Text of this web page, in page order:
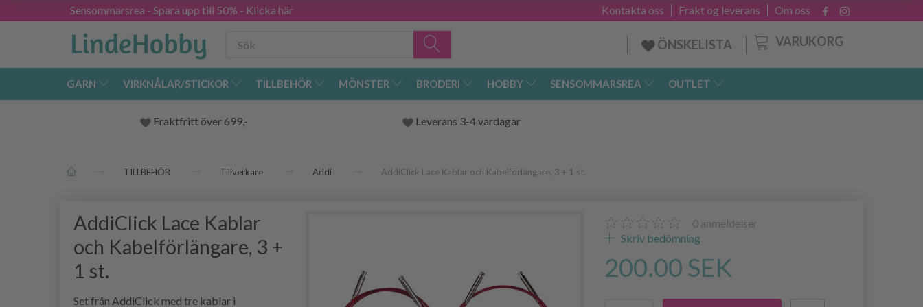
Sensommarsrea - Spara upp till 50% - Klicka här Om oss
Frakt og leverans
Kontakta oss
VARUKORG
ÖNSKELISTA
GARN VIRKNÅLAR/STICKOR TILLBEHÖR MÖNSTER BRODERI HOBBY SENSOMMARSREA OUTLET
Fraktfritt över 699,- Leverans 3-4 vardagar
TILLBEHÖR Tillverkare Addi AddiClick Lace Kablar och Kabelförlängare, 3 + 1 st.
AddiClick Lace Kablar
och Kabelförlängare, 3 +
1 st.
Set från AddiClick med tre kablar i
0 anmeldelser
Skriv bedömning
200.00 SEK